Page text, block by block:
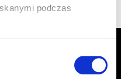
podczas
o aktualnych